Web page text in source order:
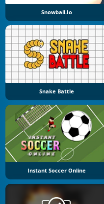
Snowball.io
Snake Battle
Instant Soccer Online